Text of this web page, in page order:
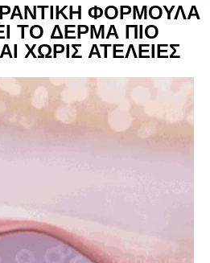
ΦΟΡΜΟΥΛΑ
ΤΟ ΔΕΡΜΑ ΠΙΟ
ΧΩΡΙΣ ΑΤΕΛΕΙΕΣ